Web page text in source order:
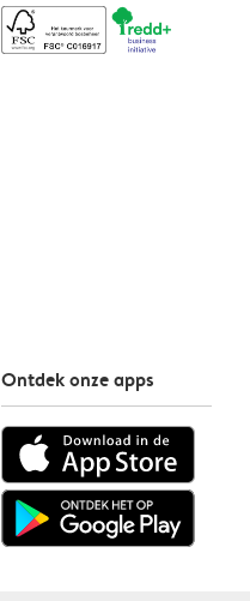
Ontdek onze apps